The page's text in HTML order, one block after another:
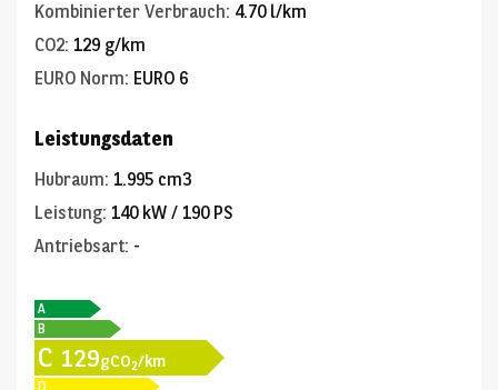
Kombinierter Verbrauch: 4.70 l/km
CO2: 129 g/km
EURO Norm: EURO 6
Leistungsdaten
Hubraum: 1.995 cm3
Leistung: 140 kW / 190 PS
Antriebsart: -
A
B
C 129gCO2/km
D